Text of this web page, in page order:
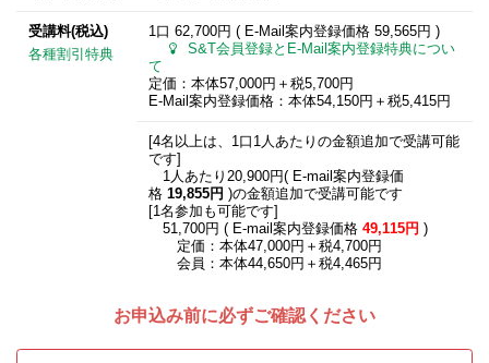
受講料(税込)
各種割引特典
1口 62,700円 ( E-Mail案内登録価格 59,565円 )
S&T会員登録とE-Mail案内登録特典につい
て
定価：本体57,000円＋税5,700円
E-Mail案内登録価格：本体54,150円＋税5,415円
[4名以上は、1口1人あたりの金額追加で受講可能
です]
1人あたり20,900円( E-mail案内登録価
格 19,855円 )の金額追加で受講可能です
[1名参加も可能です]
51,700円 ( E-mail案内登録価格 49,115円 )
定価：本体47,000円＋税4,700円
会員：本体44,650円＋税4,465円
お申込み前に必ずご確認ください